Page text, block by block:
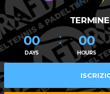
00
DAYS
00
HOURS